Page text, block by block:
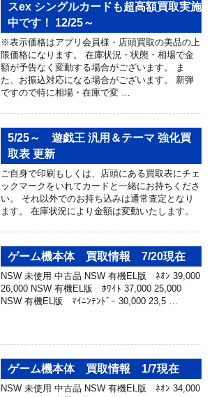
スex シングルカードも超高額買取実施
中です！ 12/25～
※表示価格はアプリ会員様・店頭買取の美品の上
限価格になります。 在庫状況・状態・相場で金
額が予告なく変動する場合がございます。 ま
た、お振込対応になる場合がございます。 新弾
ですので特に相場・在庫で変 …
5/25～ 遊戯王 汎用＆テーマ 強化買
取表 更新
ご自身で印刷もしくは、店頭にある買取表にチェ
ックマークをいれてカードと一緒にお持ちくださ
い。 それ以外でのお持ち込みは通常査定となり
ます。 在庫状況により金額は変動いたします。
ゲーム機本体 買取情報 7/20現在
NSW 未使用 中古品 NSW 有機EL版 ﾈｵﾝ 39,000
26,000 NSW 有機EL版 ﾎﾜｲﾄ 37,000 25,000
NSW 有機EL版 ﾏｲﾆﾝﾃﾝﾄﾞｰ 30,000 23,5 …
ゲーム機本体 買取情報 1/7現在
NSW 未使用 中古品 NSW 有機EL版 ﾈｵﾝ 34,000